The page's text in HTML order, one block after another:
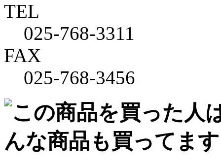
TEL
025-768-3311
FAX
025-768-3456